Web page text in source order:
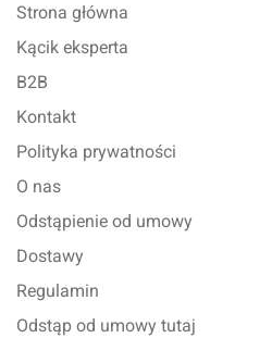
Strona główna
Kącik eksperta
B2B
Kontakt
Polityka prywatności
O nas
Odstąpienie od umowy
Dostawy
Regulamin
Odstąp od umowy tutaj